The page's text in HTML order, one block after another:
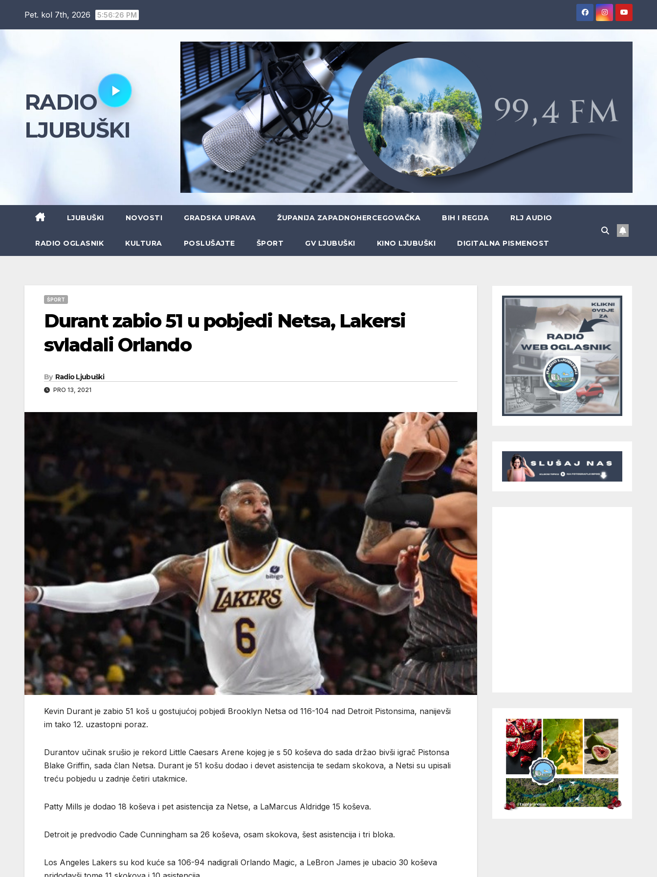
Pet. kol 7th, 2026 5:56:27 PM
RADIO
LJUBUŠKI
LJUBUŠKI NOVOSTI GRADSKA UPRAVA ŽUPANIJA ZAPADNOHERCEGOVAČKA BIH I REGIJA RLJ AUDIO
RADIO OGLASNIK KULTURA POSLUŠAJTE ŠPORT GV LJUBUŠKI KINO LJUBUŠKI DIGITALNA PISMENOST
ŠPORT
Durant zabio 51 u pobjedi Netsa, Lakersi
svladali Orlando
By Radio Ljubuški
PRO 13, 2021
Kevin Durant je zabio 51 koš u gostujućoj pobjedi Brooklyn Netsa od 116-104 nad Detroit Pistonsima, nanijevši
im tako 12. uzastopni poraz.
Durantov učinak srušio je rekord Little Caesars Arene kojeg je s 50 koševa do sada držao bivši igrač Pistonsa
Blake Griffin, sada član Netsa. Durant je 51 košu dodao i devet asistencija te sedam skokova, a Netsi su upisali
treću pobjedu u zadnje četiri utakmice.
Patty Mills je dodao 18 koševa i pet asistencija za Netse, a LaMarcus Aldridge 15 koševa.
Detroit je predvodio Cade Cunningham sa 26 koševa, osam skokova, šest asistencija i tri bloka.
Los Angeles Lakers su kod kuće sa 106-94 nadigrali Orlando Magic, a LeBron James je ubacio 30 koševa